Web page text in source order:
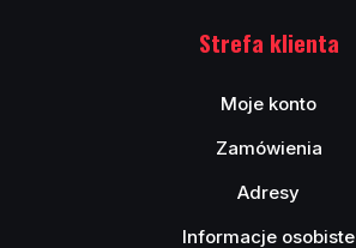
Strefa klienta
Moje konto
Zamówienia
Adresy
Informacje osobiste